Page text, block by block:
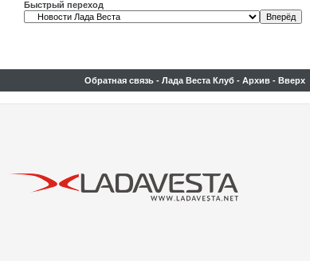
Быстрый переход
Обратная связь - Лада Веста Клуб - Архив - Вверх